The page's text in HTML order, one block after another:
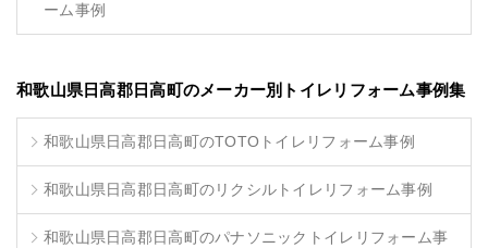
ーム事例
和歌山県日高郡日高町のメーカー別トイレリフォーム事例集
和歌山県日高郡日高町のTOTOトイレリフォーム事例
和歌山県日高郡日高町のリクシルトイレリフォーム事例
和歌山県日高郡日高町のパナソニックトイレリフォーム事